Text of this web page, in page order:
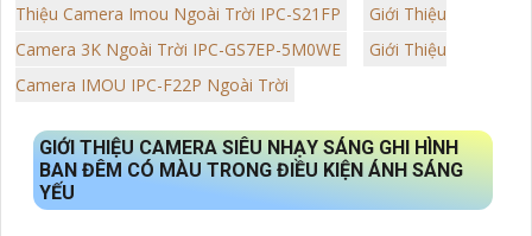
Thiệu Camera Imou Ngoài Trời IPC-S21FP
Giới Thiệu
Camera 3K Ngoài Trời IPC-GS7EP-5M0WE
Giới Thiệu
Camera IMOU IPC-F22P Ngoài Trời
GIỚI THIỆU CAMERA SIÊU NHẠY SÁNG GHI HÌNH
BAN ĐÊM CÓ MÀU TRONG ĐIỀU KIỆN ÁNH SÁNG
YẾU